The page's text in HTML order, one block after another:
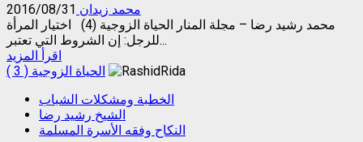
محمد زيدان 2016/08/31
محمد رشيد رضا – مجلة المنار الحياة الزوجية (4) اختيار المرأة
للرجل: إن الشروط التي تعتبر...
اقرأ المزيد
more
الحياة
الزوجية
(4)
الحياة الزوجية ( 3 )
الخطبة ومشكلات الشباب
الشيخ رشيد رضا
النكاح وفقه الأسرة المسلمة